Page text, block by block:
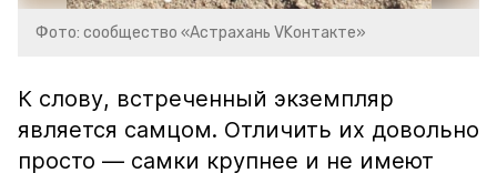
Фото: сообщество «Астрахань VKонтакте»
К слову, встреченный экземпляр
является самцом. Отличить их довольно
просто — самки крупнее и не имеют